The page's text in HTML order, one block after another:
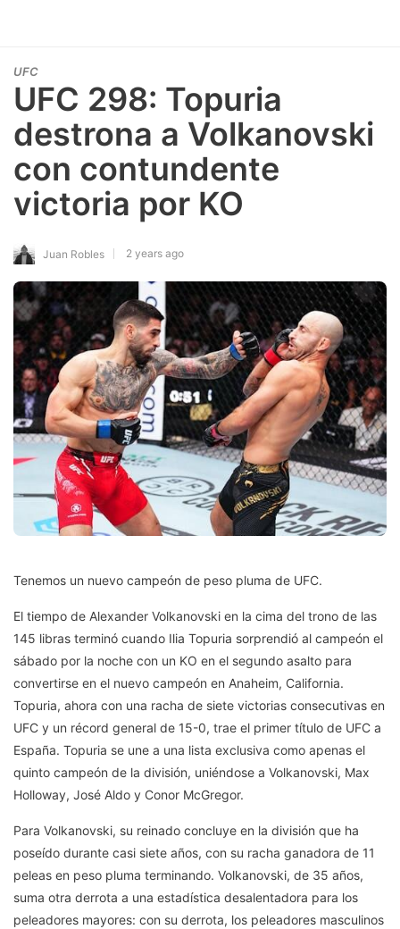
UFC
UFC 298: Topuria
destrona a Volkanovski
con contundente
victoria por KO
Juan Robles 2 years ago
Tenemos un nuevo campeón de peso pluma de UFC.
El tiempo de Alexander Volkanovski en la cima del trono de las
145 libras terminó cuando Ilia Topuria sorprendió al campeón el
sábado por la noche con un KO en el segundo asalto para
convertirse en el nuevo campeón en Anaheim, California.
Topuria, ahora con una racha de siete victorias consecutivas en
UFC y un récord general de 15-0, trae el primer título de UFC a
España. Topuria se une a una lista exclusiva como apenas el
quinto campeón de la división, uniéndose a Volkanovski, Max
Holloway, José Aldo y Conor McGregor.
Para Volkanovski, su reinado concluye en la división que ha
poseído durante casi siete años, con su racha ganadora de 11
peleas en peso pluma terminando. Volkanovski, de 35 años,
suma otra derrota a una estadística desalentadora para los
peleadores mayores: con su derrota, los peleadores masculinos